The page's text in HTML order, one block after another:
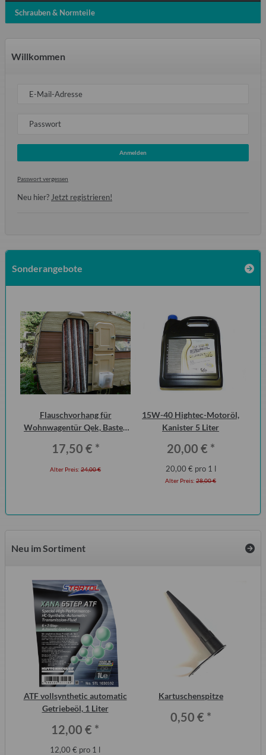
Schrauben & Normteile
Willkommen
E-Mail-Adresse
Passwort
Anmelden
Passwort vergessen
Neu hier? Jetzt registrieren!
Sonderangebote
Flauschvorhang für
Wohnwagentür Qek, Bastei,
17,50 € *
Alter Preis: 24,00 €
15W-40 Hightec-Motoröl,
Kanister 5 Liter
20,00 € *
20,00 € pro 1 l
Alter Preis: 28,00 €
Neu im Sortiment
ATF vollsynthetic automatic
Getriebeöl, 1 Liter
12,00 € *
12,00 € pro 1 l
Kartuschenspitze
0,50 € *